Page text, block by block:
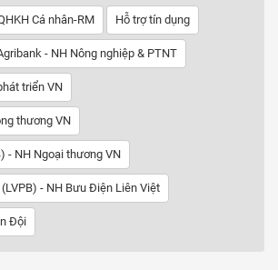
Cá nhân-RM Hỗ trợ tín dụng
- NH Nông nghiệp & PTNT
triển VN
thương VN
- NH Ngoại thương VN
- NH Bưu Điện Liên Việt
Đội